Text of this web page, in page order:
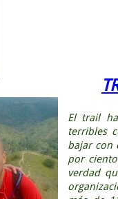
El trail
terribles
bajar con
por
verdad